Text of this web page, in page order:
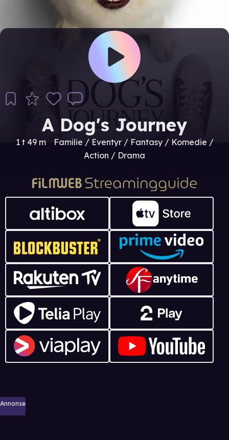
A Dog's Journey
1 t 49 m
Familie / Eventyr / Fantasy / Komedie /
Action / Drama
Annonse